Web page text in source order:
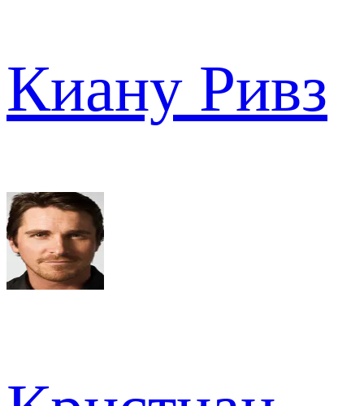
Киану Ривз